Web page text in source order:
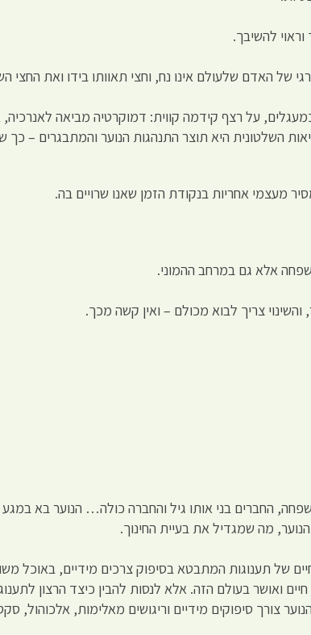
להשיבך.
של האדם שלעולם אינו נח, וחצי תאוותו בידו ואת החצי
כמעגלים, על רצף קידמה קווית: דמוקרטיה מביאה
השלטונית היא תוצר התנהגות הנוער והמתבגרים –
מעצמי אחריות בנקודת הזמן שאנו שרויים בה.
אלא גם במרחב ההמוני.
צריך לבוא מכולם – ואין קשה מכך.
החברים בני אותו גיל והחברה כולה… הנוער בא
מה שמגדיל את בעיית החינוך.
של תענוגות המתבטא בסיפוק צרכים מידיים, באוכל
ואושר בעולם הזה. אלא לנסות להבין כיצד הרצון
צורך סיפוקים מידיים וריגושים מאלימות, אלכוהול,